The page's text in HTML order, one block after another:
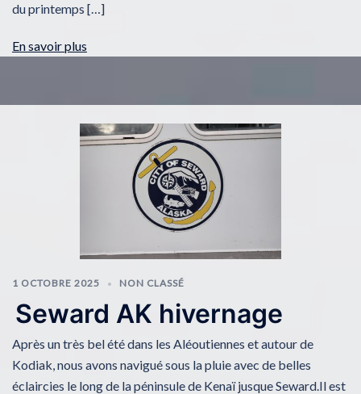
du printemps […]
En savoir plus
1 OCTOBRE 2025 NON CLASSÉ
Seward AK hivernage
Après un très bel été dans les Aléoutiennes et autour de
Kodiak, nous avons navigué sous la pluie avec de belles
éclaircies le long de la péninsule de Kenaï jusque Seward.Il est